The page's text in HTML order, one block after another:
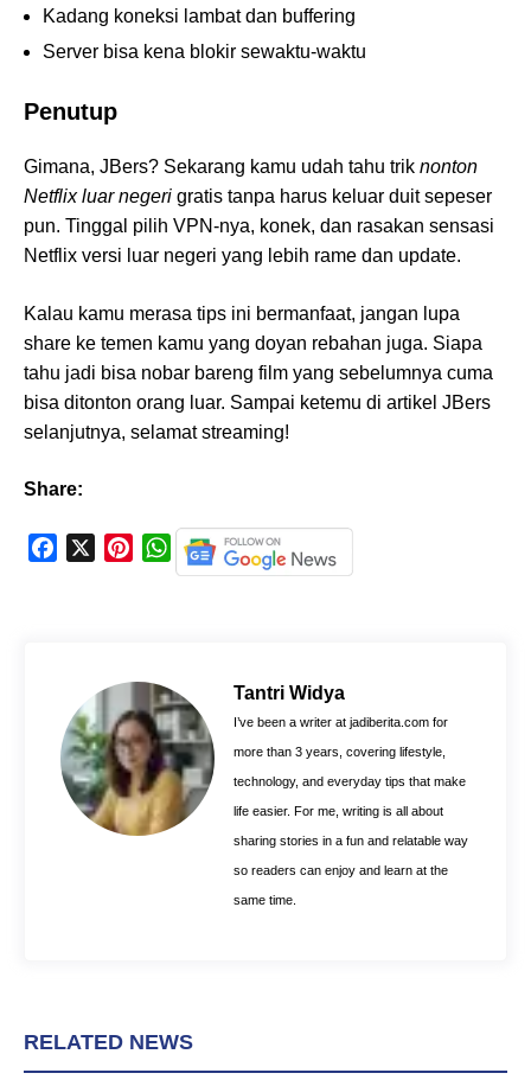
Kadang koneksi lambat dan buffering
Server bisa kena blokir sewaktu-waktu
Penutup
Gimana, JBers? Sekarang kamu udah tahu trik nonton
Netflix luar negeri gratis tanpa harus keluar duit sepeser
pun. Tinggal pilih VPN-nya, konek, dan rasakan sensasi
Netflix versi luar negeri yang lebih rame dan update.
Kalau kamu merasa tips ini bermanfaat, jangan lupa
share ke temen kamu yang doyan rebahan juga. Siapa
tahu jadi bisa nobar bareng film yang sebelumnya cuma
bisa ditonton orang luar. Sampai ketemu di artikel JBers
selanjutnya, selamat streaming!
Share:
k
e
s
t
W
h
A
p
p
Tantri Widya
I’ve been a writer at jadiberita.com for
more than 3 years, covering lifestyle,
technology, and everyday tips that make
life easier. For me, writing is all about
sharing stories in a fun and relatable way
so readers can enjoy and learn at the
same time.
RELATED NEWS